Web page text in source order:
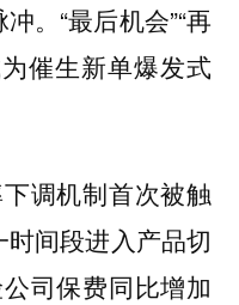
。“最后机会”“再
催生新单爆发式
调机制首次被触
间段进入产品切
司保费同比增加